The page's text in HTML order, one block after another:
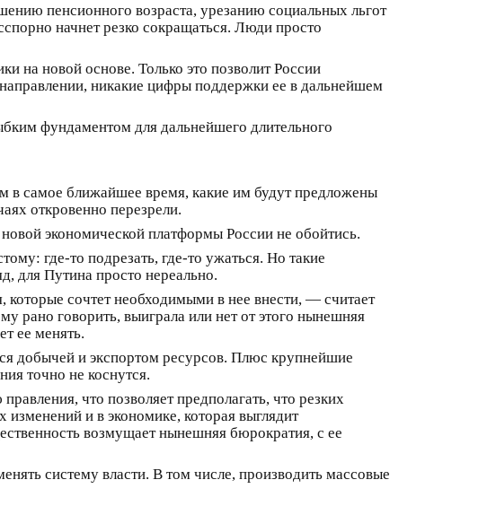
пенсионного возраста, урезанию социальных льгот
начнет резко сокращаться. Люди просто
на новой основе. Только это позволит России
никакие цифры поддержки ее в дальнейшем
фундаментом для дальнейшего длительного
в самое ближайшее время, какие им будут предложены
откровенно перезрели.
экономической платформы России не обойтись.
где-то подрезать, где-то ужаться. Но такие
для Путина просто нереально.
сочтет необходимыми в нее внести, — считает
рано говорить, выиграла или нет от этого нынешняя
ее менять.
добычей и экспортом ресурсов. Плюс крупнейшие
точно не коснутся.
что позволяет предполагать, что резких
и в экономике, которая выглядит
возмущает нынешняя бюрократия, с ее
систему власти. В том числе, производить массовые